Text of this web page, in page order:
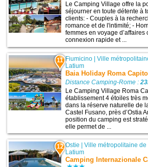
Le Camping Village offre la
séjourner en toute détente à
clients: - Couples à la
romance et de l'intimité; -
femmes en voyage d’affaires
connexion rapide et ...
11 Fiumicino |Ville
Latium
Baia Holiday Roma
Distance Camping-Rome :
Le Camping Village Roma
établissement 4 étoiles très
dans la réserve naturelle de
Castel Fusano, près d’Ostia
position du camping est
elle permet de ...
12 Ostie |Ville métropolitaine de
Latium
Camping Internazionale